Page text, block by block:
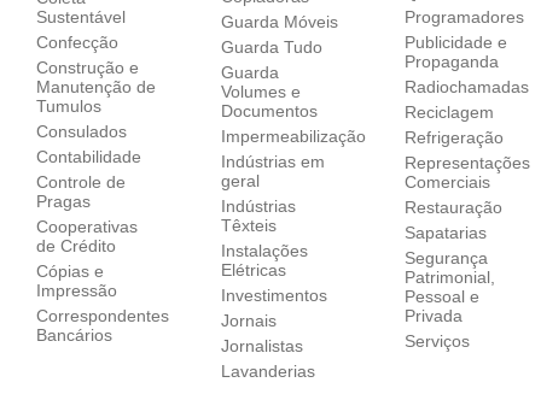
Sustentável
Confecção
Construção e
Manutenção de
Tumulos
Consulados
Contabilidade
Controle de
Pragas
Cooperativas
de Crédito
Cópias e
Impressão
Correspondentes
Bancários
Guarda Móveis
Guarda Tudo
Guarda
Volumes e
Documentos
Impermeabilização
Indústrias em
geral
Indústrias
Têxteis
Instalações
Elétricas
Investimentos
Jornais
Jornalistas
Lavanderias
Programadores
Publicidade e
Propaganda
Radiochamadas
Reciclagem
Refrigeração
Representações
Comerciais
Restauração
Sapatarias
Segurança
Patrimonial,
Pessoal e
Privada
Serviços